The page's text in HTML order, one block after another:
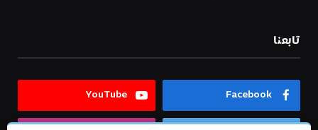
تابعنا
Facebook
YouTube